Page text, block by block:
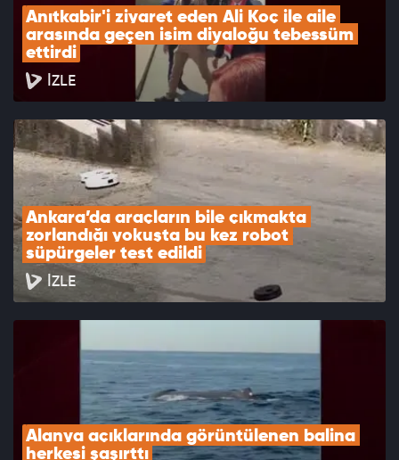
Anıtkabir'i ziyaret eden Ali Koç ile aile
arasında geçen isim diyaloğu tebessüm
ettirdi
İZLE
Ankara’da araçların bile çıkmakta
zorlandığı yokuşta bu kez robot
süpürgeler test edildi
İZLE
Alanya açıklarında görüntülenen balina
herkesi şaşırttı